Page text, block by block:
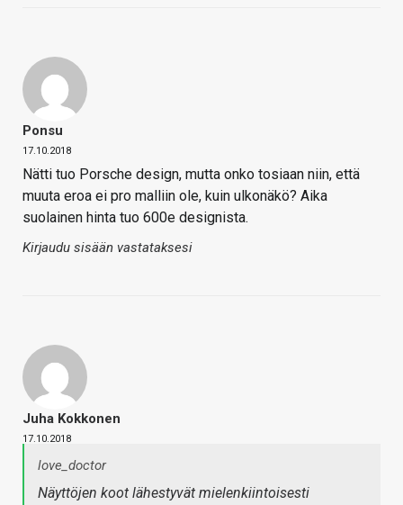
Ponsu
17.10.2018
Nätti tuo Porsche design, mutta onko tosiaan niin, että
muuta eroa ei pro malliin ole, kuin ulkonäkö? Aika
suolainen hinta tuo 600e designista.
Kirjaudu sisään vastataksesi
Juha Kokkonen
17.10.2018
love_doctor
Näyttöjen koot lähestyvät mielenkiintoisesti